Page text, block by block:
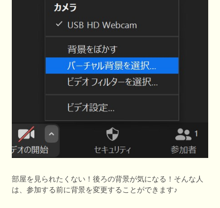
部屋を見られたくない！後ろの背景が気になる！そんな人
は、参加する前に背景を変更することができます♪